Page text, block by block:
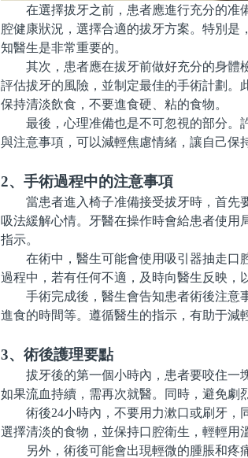
在選擇拔牙之前，患者應進行充分的准
腔健康狀況，選擇合適的拔牙方案。特別
知醫生是非常重要的。
其次，患者應在拔牙前做好充分的身體
評估拔牙的風險，並制定最佳的手術計劃。
保持清淡飲食，不要進食硬、粘的食物。
最後，心理准備也是不可忽視的部分。
與注意事項，可以減輕焦慮情緒，讓自己保
2、手術過程中的注意事項
當患者進入椅子准備接受拔牙時，首先
吸法緩解心情。牙醫在操作時會給患者使
指示。
在術中，醫生可能會使用吸引器抽走口
過程中，若有任何不適，及時向醫生反映，
手術完成後，醫生會告知患者術後注意
進食的時間等。遵循醫生的指示，有助于減
3、術後護理要點
拔牙後的第一個小時內，患者要咬住一塊
如果流血持續，需再次就醫。同時，避免劇
術後24小時內，不要用力漱口或刷牙，
選擇清淡的食物，並保持口腔衛生，輕輕用
另外，術後可能會出現輕微的腫脹和疼